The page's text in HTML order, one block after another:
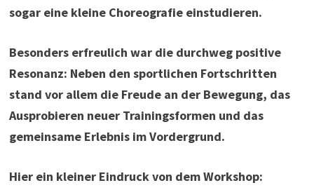
sogar eine kleine Choreografie einstudieren.
Besonders erfreulich war die durchweg positive
Resonanz: Neben den sportlichen Fortschritten
stand vor allem die Freude an der Bewegung, das
Ausprobieren neuer Trainingsformen und das
gemeinsame Erlebnis im Vordergrund.
Hier ein kleiner Eindruck von dem Workshop: